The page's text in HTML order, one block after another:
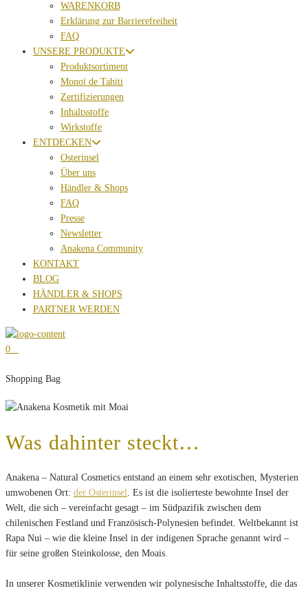
WARENKORB
Erklärung zur Barrierefreiheit
FAQ
UNSERE PRODUKTE
Produktsortiment
Monoï de Tahiti
Zertifizierungen
Inhaltsstoffe
Wirkstoffe
ENTDECKEN
Osterinsel
Über uns
Händler & Shops
FAQ
Presse
Newsletter
Anakena Community
KONTAKT
BLOG
HÄNDLER & SHOPS
PARTNER WERDEN
0
Shopping Bag
Was dahinter steckt…
Anakena – Natural Cosmetics entstand an einem sehr exotischen, Mysterien
umwobenen Ort: der Osterinsel. Es ist die isolierteste bewohnte Insel der
Welt, die sich – vereinfacht gesagt – im Südpazifik zwischen dem
chilenischen Festland und Französisch-Polynesien befindet. Weltbekannt ist
Rapa Nui – wie die kleine Insel in der indigenen Sprache genannt wird –
für seine großen Steinkolosse, den Moais.
In unserer Kosmetiklinie verwenden wir polynesische Inhaltsstoffe, die das